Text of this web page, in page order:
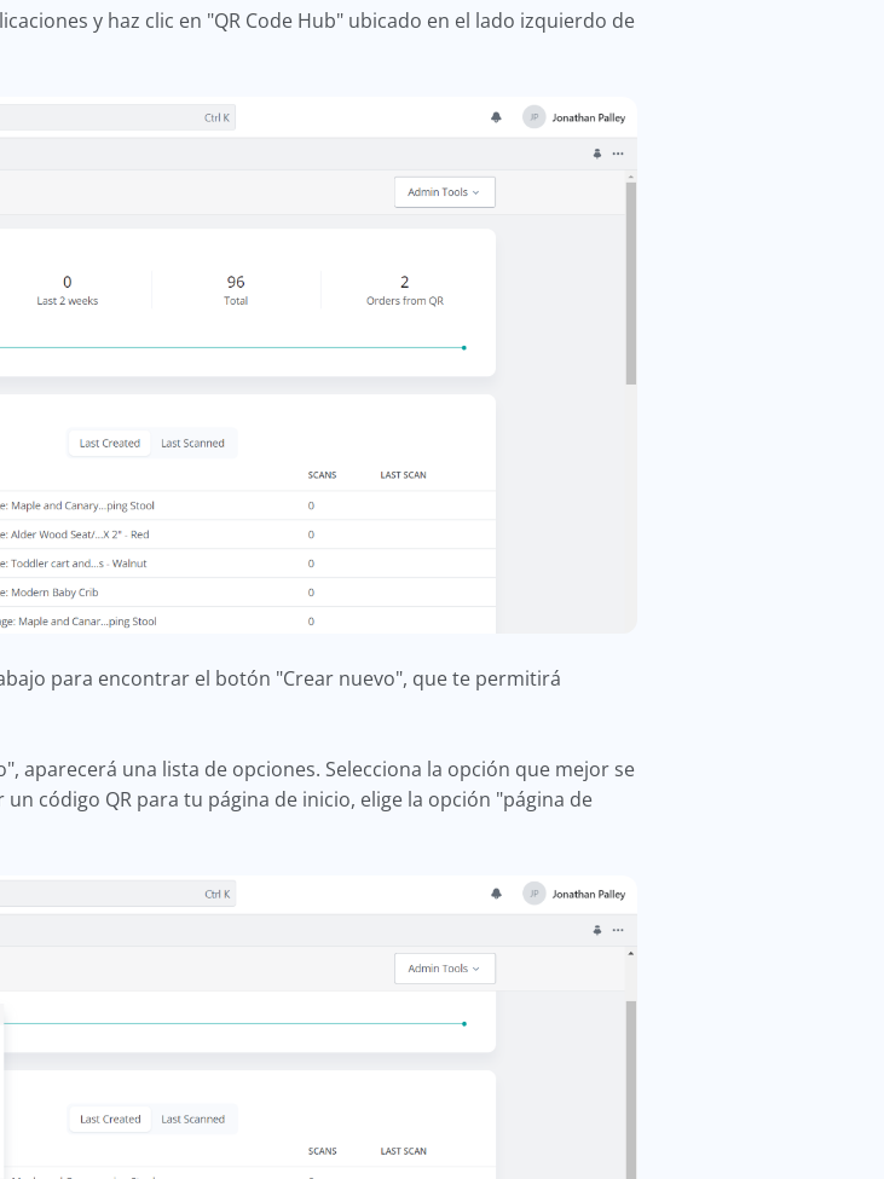
y haz clic en "QR Code Hub" ubicado en el lado izquierdo de
para encontrar el botón "Crear nuevo", que te permitirá
aparecerá una lista de opciones. Selecciona la opción que mejor se
código QR para tu página de inicio, elige la opción "página de